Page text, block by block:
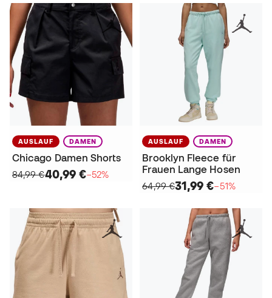
AUSLAUF DAMEN
Chicago Damen Shorts
84,99 €40,99 €−52%
AUSLAUF DAMEN
Brooklyn Fleece für
Frauen Lange Hosen
64,99 €31,99 €−51%